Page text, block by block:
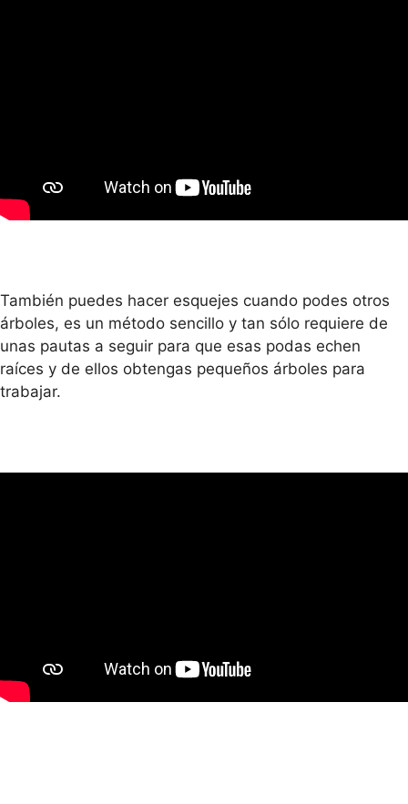
También puedes hacer esquejes cuando podes otros
árboles, es un método sencillo y tan sólo requiere de
unas pautas a seguir para que esas podas echen
raíces y de ellos obtengas pequeños árboles para
trabajar.